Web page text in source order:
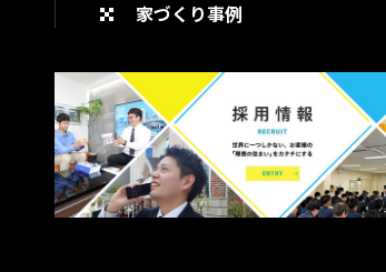
家づくり事例